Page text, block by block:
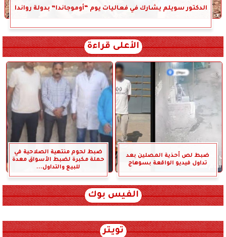
الدكتور سويلم يشارك في فعاليات يوم “أوموجاندا” بدولة رواندا
الأعلى قراءة
ضبط لص أحذية المصلين بعد
تداول فيديو الواقعة بسوهاج
ضبط لحوم منتهية الصلاحية في
حملة مكبرة لضبط الأسواق معدة
للبيع والتداول...
الفيس بوك
تويتر